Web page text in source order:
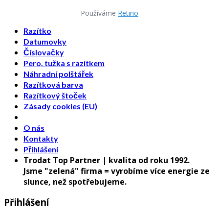
Používáme Retino
Razítko
Datumovky
Číslovačky
Pero, tužka s razítkem
Náhradní polštářek
Razítková barva
Razítkový štoček
Zásady cookies (EU)
O nás
Kontakty
Přihlášení
Trodat Top Partner | kvalita od roku 1992.
Jsme "zelená" firma = vyrobíme více energie ze
slunce, než spotřebujeme.
Přihlášení